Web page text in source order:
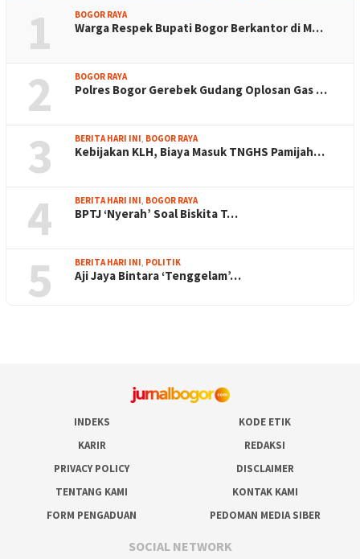
1 BOGOR RAYA
Warga Respek Bupati Bogor Berkantor di M…
2 BOGOR RAYA
Polres Bogor Gerebek Gudang Oplosan Gas …
3 BERITA HARI INI BOGOR RAYA
Kebijakan KLH, Biaya Masuk TNGHS Pamijah…
4 BERITA HARI INI BOGOR RAYA
BPTJ ‘Nyerah’ Soal Biskita T…
5 BERITA HARI INI POLITIK
Aji Jaya Bintara ‘Tenggelam’…
INDEKS
KODE ETIK
KARIR
REDAKSI
PRIVACY POLICY
DISCLAIMER
TENTANG KAMI
KONTAK KAMI
FORM PENGADUAN
PEDOMAN MEDIA SIBER
SOCIAL NETWORK